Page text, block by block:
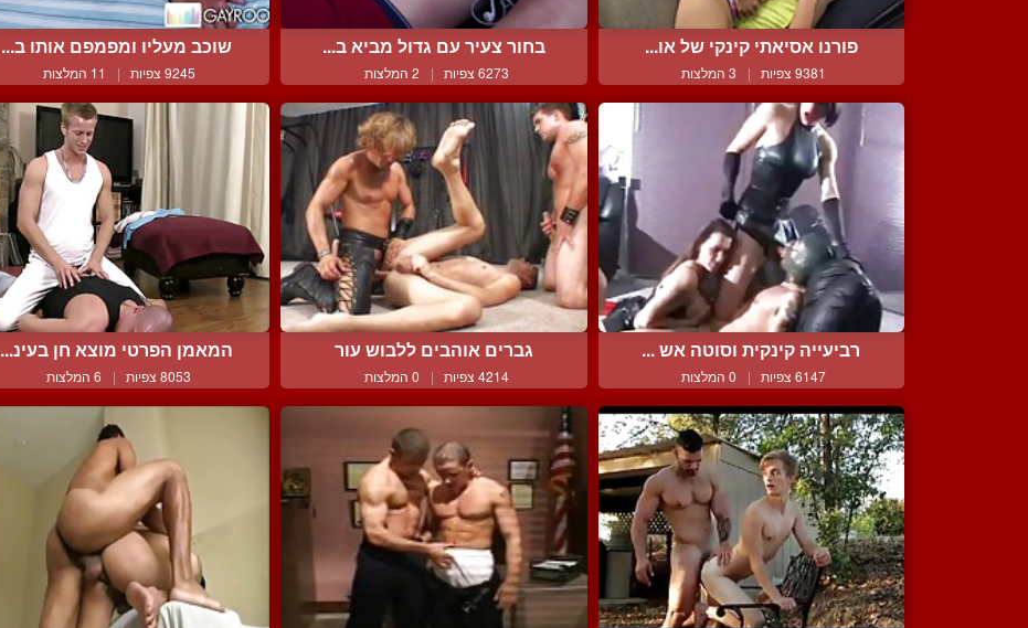
פורנו אסיאתי קינקי של או...
9381 צפיות | 3 המלצות
בחור צעיר עם גדול מביא ב...
6273 צפיות | 2 המלצות
שוכב מעליו ומפמפם אותו ב...
9245 צפיות | 11 המלצות
רביעייה קינקית וסוטה אש ...
6147 צפיות | 0 המלצות
גברים אוהבים ללבוש עור
4214 צפיות | 0 המלצות
המאמן הפרטי מוצא חן בעינ...
8053 צפיות | 6 המלצות